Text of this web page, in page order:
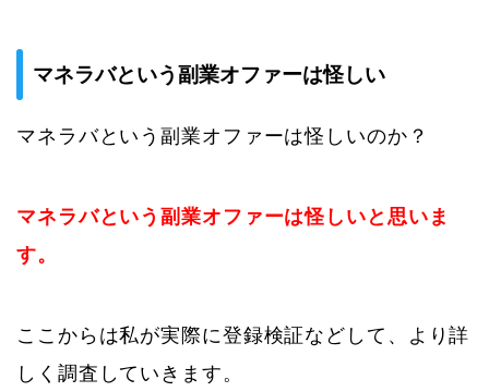
マネラバという副業オファーは怪しい
マネラバという副業オファーは怪しいのか？
マネラバという副業オファーは怪しいと思いま
す。
ここからは私が実際に登録検証などして、より詳
しく調査していきます。